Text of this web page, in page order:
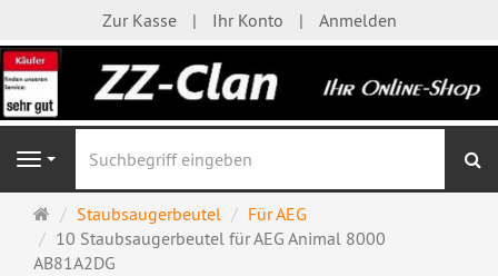
Zur Kasse Ihr Konto Anmelden
Navigation
Startseite
Staubsaugerbeutel
Für AEG
10 Staubsaugerbeutel für AEG Animal 8000
AB81A2DG